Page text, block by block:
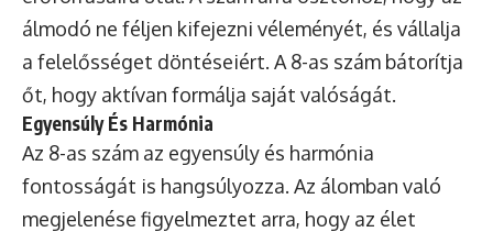
álmodó ne féljen kifejezni véleményét, és vállalja
a felelősséget döntéseiért. A 8-as szám bátorítja
őt, hogy aktívan formálja saját valóságát.
Egyensúly És Harmónia
Az 8-as szám az egyensúly és harmónia
fontosságát is hangsúlyozza. Az álomban való
megjelenése figyelmeztet arra, hogy az élet